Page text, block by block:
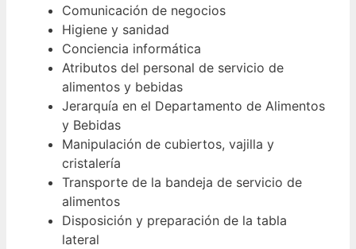
Comunicación de negocios
Higiene y sanidad
Conciencia informática
Atributos del personal de servicio de
alimentos y bebidas
Jerarquía en el Departamento de Alimentos
y Bebidas
Manipulación de cubiertos, vajilla y
cristalería
Transporte de la bandeja de servicio de
alimentos
Disposición y preparación de la tabla
lateral